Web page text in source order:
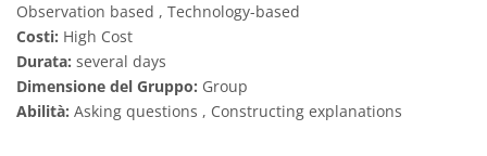
Observation based , Technology-based
Costi: High Cost
Durata: several days
Dimensione del Gruppo: Group
Abilità: Asking questions , Constructing explanations